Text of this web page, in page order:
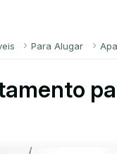
Para Alugar